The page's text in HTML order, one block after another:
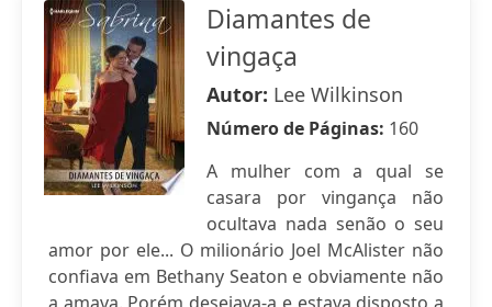
Diamantes de
vingaça
Autor: Lee Wilkinson
Número de Páginas: 160
A mulher com a qual se
casara por vingança não
ocultava nada senão o seu
amor por ele... O milionário Joel McAlister não
confiava em Bethany Seaton e obviamente não